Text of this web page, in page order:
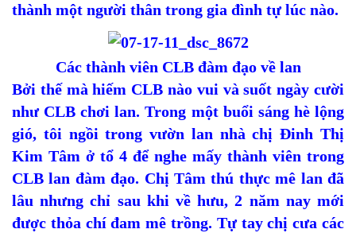
thành một người thân trong gia đình tự lúc nào.
Các thành viên CLB đàm đạo về lan
Bởi thế mà hiếm CLB nào vui và suốt ngày cười
như CLB chơi lan. Trong một buổi sáng hè lộng
gió, tôi ngồi trong vườn lan nhà chị Đinh Thị
Kim Tâm ở tổ 4 để nghe mấy thành viên trong
CLB lan đàm đạo. Chị Tâm thú thực mê lan đã
lâu nhưng chỉ sau khi về hưu, 2 năm nay mới
được thỏa chí đam mê trồng. Tự tay chị cưa các